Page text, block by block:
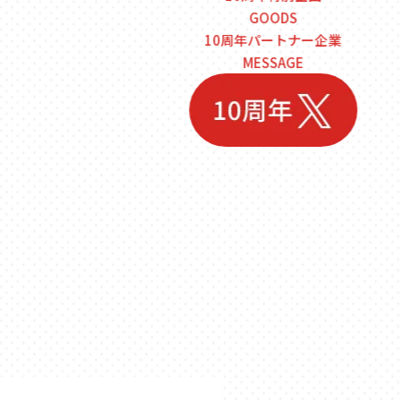
GOODS
10周年パートナー企業
MESSAGE